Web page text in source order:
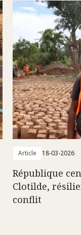
Article 18-03-2026
République
Clotilde,
conflit